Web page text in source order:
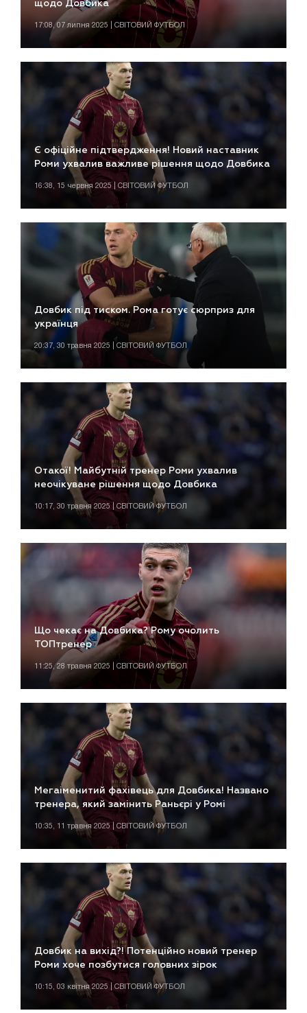
щодо Довбика
17:08, 07 липня 2025 | СВІТОВИЙ ФУТБОЛ
Є офіційне підтвердження! Новий наставник
Роми ухвалив важливе рішення щодо Довбика
16:38, 15 червня 2025 | СВІТОВИЙ ФУТБОЛ
Довбик під тиском. Рома готує сюрприз для
українця
20:37, 30 травня 2025 | СВІТОВИЙ ФУТБОЛ
Отакої! Майбутній тренер Роми ухвалив
неочікуване рішення щодо Довбика
10:17, 30 травня 2025 | СВІТОВИЙ ФУТБОЛ
Що чекає на Довбика? Рому очолить
ТОПтренер
11:25, 28 травня 2025 | СВІТОВИЙ ФУТБОЛ
Мегаіменитий фахівець для Довбика! Названо
тренера, який замінить Раньєрі у Ромі
10:35, 11 травня 2025 | СВІТОВИЙ ФУТБОЛ
Довбик на вихід?! Потенційно новий тренер
Роми хоче позбутися головних зірок
10:15, 03 квітня 2025 | СВІТОВИЙ ФУТБОЛ